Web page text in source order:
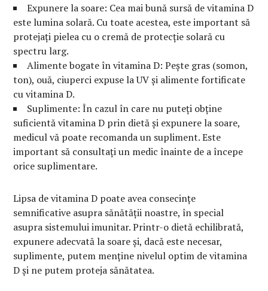
Expunere la soare: Cea mai bună sursă de vitamina D
este lumina solară. Cu toate acestea, este important să
protejați pielea cu o cremă de protecție solară cu
spectru larg.
Alimente bogate în vitamina D: Pește gras (somon,
ton), ouă, ciuperci expuse la UV și alimente fortificate
cu vitamina D.
Suplimente: În cazul în care nu puteți obține
suficientă vitamina D prin dietă și expunere la soare,
medicul vă poate recomanda un supliment. Este
important să consultați un medic înainte de a începe
orice suplimentare.
Lipsa de vitamina D poate avea consecințe
semnificative asupra sănătății noastre, în special
asupra sistemului imunitar. Printr-o dietă echilibrată,
expunere adecvată la soare și, dacă este necesar,
suplimente, putem menține nivelul optim de vitamina
D și ne putem proteja sănătatea.